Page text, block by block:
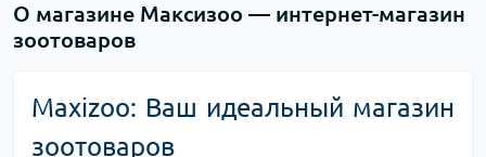
О магазине Максизоо — интернет-магазин
зоотоваров
Maxizoo: Ваш идеальный магазин
зоотоваров